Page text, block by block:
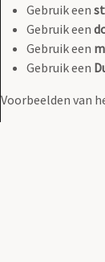
Gebruik een
Gebruik een
Gebruik een
Gebruik een
Voorbeelden van